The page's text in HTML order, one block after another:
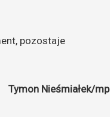
pozostaje
Tymon Nieśmiałek/mp